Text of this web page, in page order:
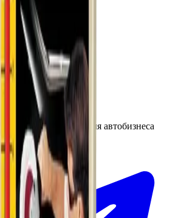
ул., 153.
-1 уровень
— 19:00
и технологии для автобизнеса